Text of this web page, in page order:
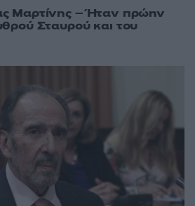
Μαρτίνης – Ήταν πρώην
Σταυρού και του